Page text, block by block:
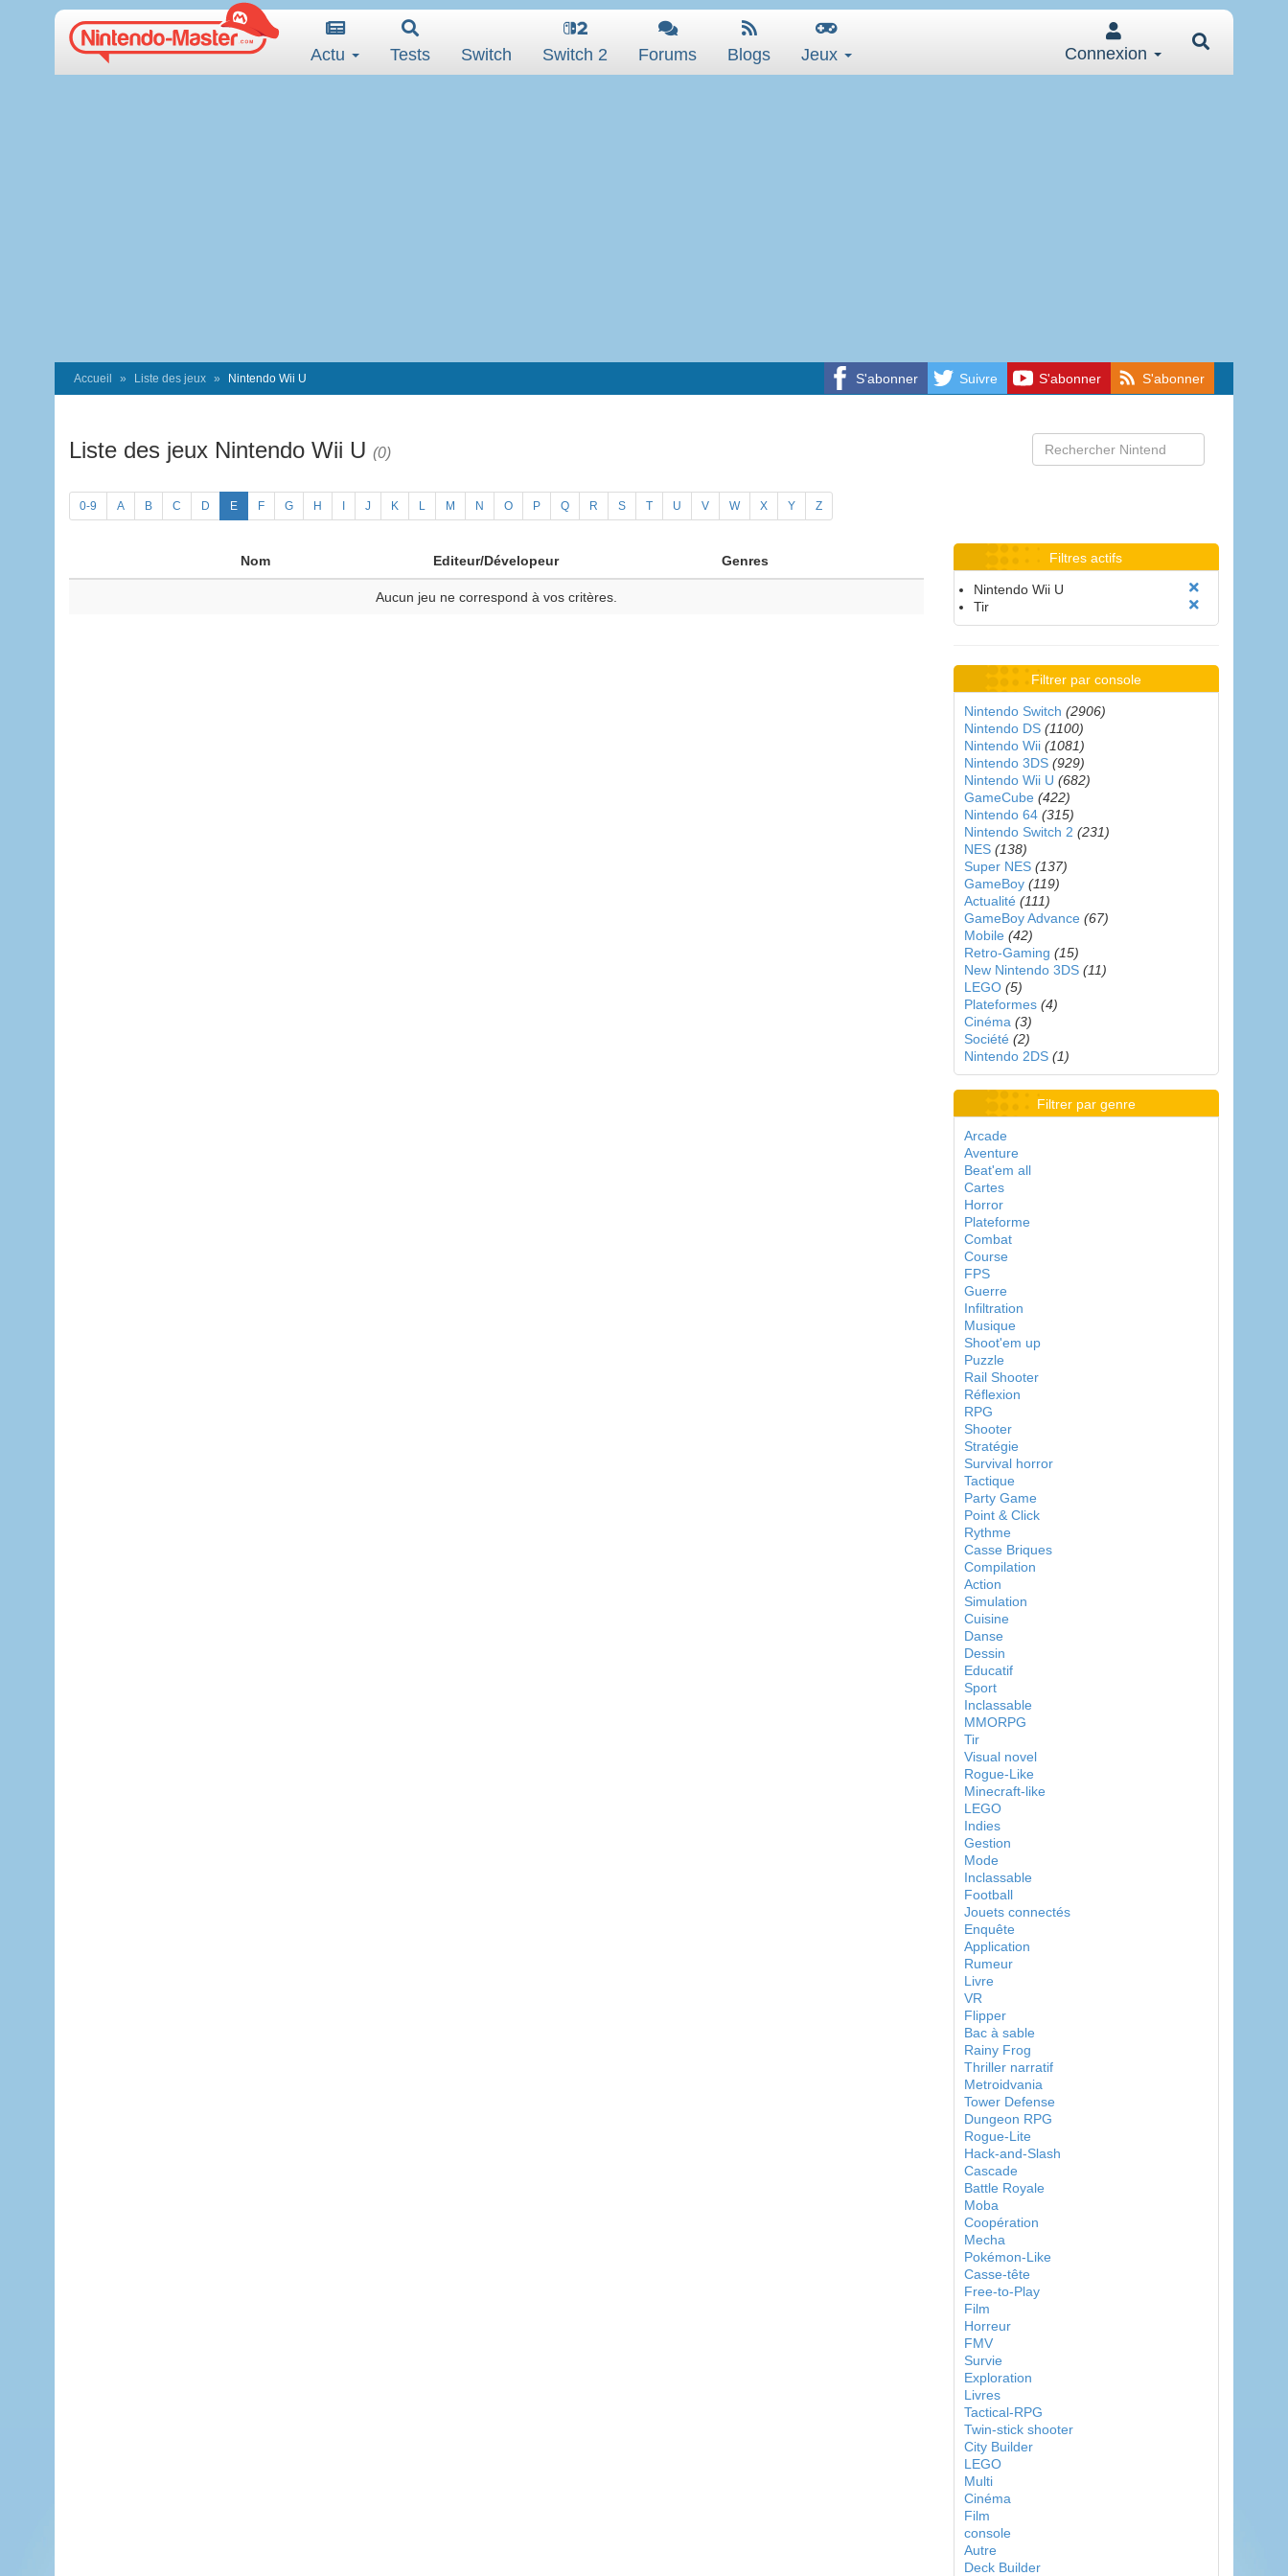
Actu Tests Switch Switch 2 Forums Blogs Jeux Connexion
S'abonner Suivre S'abonner S'abonner
Accueil Liste des jeux Nintendo Wii U
Liste des jeux Nintendo Wii U (0)
0-9 A B C D E F G H J K L M N O P Q R S T U V W X Y Z
Nom Editeur/Dévelopeur Genres
Aucun jeu ne correspond à vos critères.
Filtres actifs
Nintendo Wii U
Tir
Filtrer par console
Nintendo Switch (2906)
Nintendo DS (1100)
Nintendo Wii (1081)
Nintendo 3DS (929)
Nintendo Wii U (682)
GameCube (422)
Nintendo 64 (315)
Nintendo Switch 2 (231)
NES (138)
Super NES (137)
GameBoy (119)
Actualité (111)
GameBoy Advance (67)
Mobile (42)
Retro-Gaming (15)
New Nintendo 3DS (11)
LEGO (5)
Plateformes (4)
Cinéma (3)
Société (2)
Nintendo 2DS (1)
Filtrer par genre
Arcade
Aventure
Beat'em all
Cartes
Horror
Plateforme
Combat
Course
FPS
Guerre
Infiltration
Musique
Shoot'em up
Puzzle
Rail Shooter
Réflexion
RPG
Shooter
Stratégie
Survival horror
Tactique
Party Game
Point & Click
Rythme
Casse Briques
Compilation
Action
Simulation
Cuisine
Danse
Dessin
Educatif
Sport
Inclassable
MMORPG
Tir
Visual novel
Rogue-Like
Minecraft-like
LEGO
Indies
Gestion
Mode
Inclassable
Football
Jouets connectés
Enquête
Application
Rumeur
Livre
VR
Flipper
Bac à sable
Rainy Frog
Thriller narratif
Metroidvania
Tower Defense
Dungeon RPG
Rogue-Lite
Hack-and-Slash
Cascade
Battle Royale
Moba
Coopération
Mecha
Pokémon-Like
Casse-tête
Free-to-Play
Film
Horreur
FMV
Survie
Exploration
Livres
Tactical-RPG
Twin-stick shooter
City Builder
LEGO
Multi
Cinéma
Film
console
Autre
Deck Builder